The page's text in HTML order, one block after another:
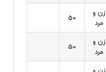
زن و
مرد
50
زن و
مرد
50